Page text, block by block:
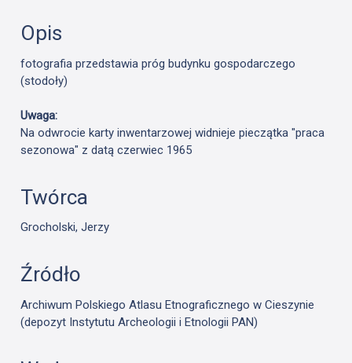
Opis
fotografia przedstawia próg budynku gospodarczego
(stodoły)
Uwaga:
Na odwrocie karty inwentarzowej widnieje pieczątka "praca
sezonowa" z datą czerwiec 1965
Twórca
Grocholski, Jerzy
Źródło
Archiwum Polskiego Atlasu Etnograficznego w Cieszynie
(depozyt Instytutu Archeologii i Etnologii PAN)